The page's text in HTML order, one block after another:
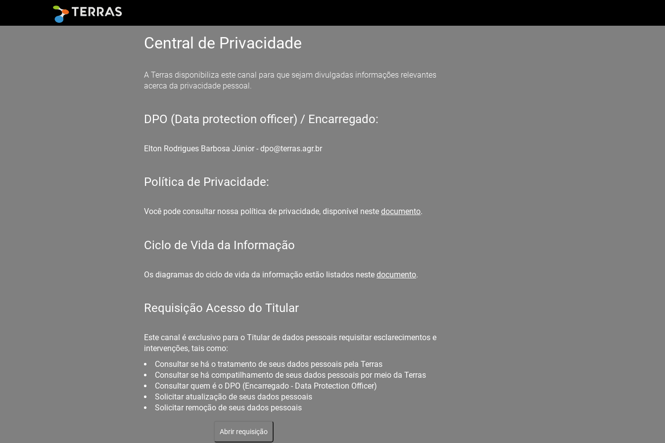
Central de Privacidade
A Terras disponibiliza este canal para que sejam divulgadas informações relevantes
acerca da privacidade pessoal.
DPO (Data protection officer) / Encarregado:
Elton Rodrigues Barbosa Júnior - dpo@terras.agr.br
Política de Privacidade:
Você pode consultar nossa política de privacidade, disponível nestedocumento.
Ciclo de Vida da Informação
Os diagramas do ciclo de vida da informação estão listados nestedocumento.
Requisição Acesso do Titular
Este canal é exclusivo para o Titular de dados pessoais requisitar esclarecimentos e
intervenções, tais como:
Consultar se há o tratamento de seus dados pessoais pela Terras
Consultar se há compatilhamento de seus dados pessoais por meio da Terras
Consultar quem é o DPO (Encarregado - Data Protection Officer)
Solicitar atualização de seus dados pessoais
Solicitar remoção de seus dados pessoais
Abrir requisição